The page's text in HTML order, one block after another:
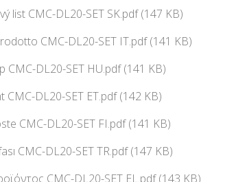
list CMC-DL20-SET SK.pdf (147 KB)
CMC-DL20-SET IT.pdf (141 KB)
CMC-DL20-SET HU.pdf (141 KB)
CMC-DL20-SET ET.pdf (142 KB)
CMC-DL20-SET FI.pdf (141 KB)
CMC-DL20-SET TR.pdf (147 KB)
CMC-DL20-SET EL.pdf (143 KB)